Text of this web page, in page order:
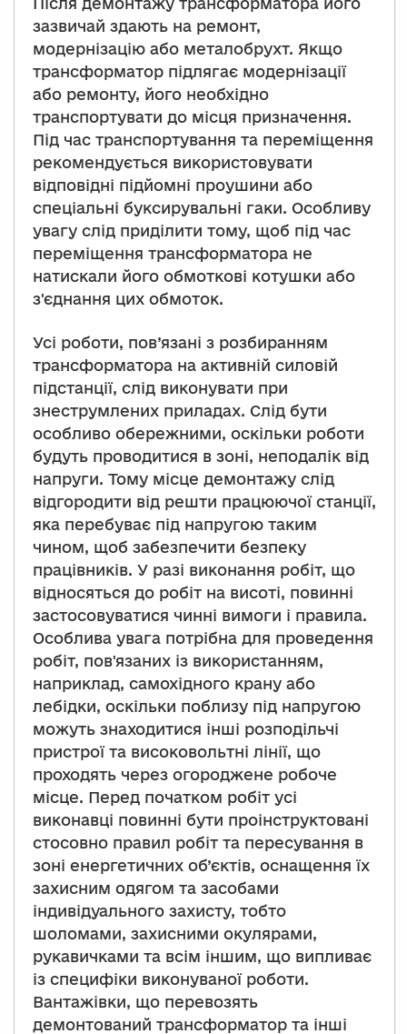
зазвичай здають на ремонт,
модернізацію або металобрухт. Якщо
трансформатор підлягає модернізації
або ремонту, його необхідно
транспортувати до місця призначення.
Під час транспортування та переміщення
рекомендується використовувати
відповідні підйомні проушини або
спеціальні буксирувальні гаки. Особливу
увагу слід приділити тому, щоб під час
переміщення трансформатора не
натискали його обмоткові котушки або
з'єднання цих обмоток.
Усі роботи, пов’язані з розбиранням
трансформатора на активній силовій
підстанції, слід виконувати при
знеструмлених приладах. Слід бути
особливо обережними, оскільки роботи
будуть проводитися в зоні, неподалік від
напруги. Тому місце демонтажу слід
відгородити від решти працюючої станції,
яка перебуває під напругою таким
чином, щоб забезпечити безпеку
працівників. У разі виконання робіт, що
відносяться до робіт на висоті, повинні
застосовуватися чинні вимоги і правила.
Особлива увага потрібна для проведення
робіт, пов'язаних із використанням,
наприклад, самохідного крану або
лебідки, оскільки поблизу під напругою
можуть знаходитися інші розподільчі
пристрої та високовольтні лінії, що
проходять через огороджене робоче
місце. Перед початком робіт усі
виконавці повинні бути проінструктовані
стосовно правил робіт та пересування в
зоні енергетичних об’єктів, оснащення їх
захисним одягом та засобами
індивідуального захисту, тобто
шоломами, захисними окулярами,
рукавичками та всім іншим, що випливає
із специфіки виконуваної роботи.
Вантажівки, що перевозять
демонтований трансформатор та інші